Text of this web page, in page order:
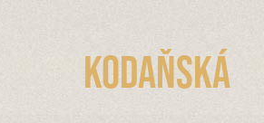
Kodaňská